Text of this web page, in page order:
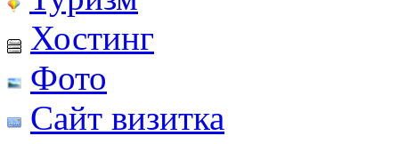
Хостинг
Фото
Сайт визитка